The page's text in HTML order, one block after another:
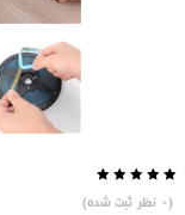
از
50
(
0 نظر ثبت شده)